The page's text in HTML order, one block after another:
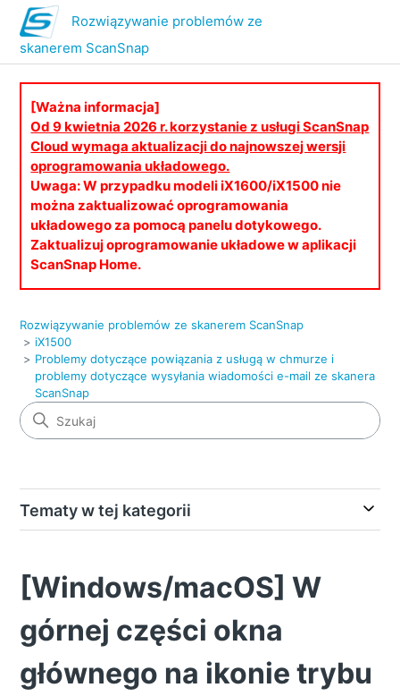
Rozwiązywanie problemów ze
skanerem ScanSnap
[Ważna informacja]
Od 9 kwietnia 2026 r. korzystanie z usługi ScanSnap
Cloud wymaga aktualizacji do najnowszej wersji
oprogramowania układowego.
Uwaga: W przypadku modeli iX1600/iX1500 nie
można zaktualizować oprogramowania
układowego za pomocą panelu dotykowego.
Zaktualizuj oprogramowanie układowe w aplikacji
ScanSnap Home.
Rozwiązywanie problemów ze skanerem ScanSnap
iX1500
Problemy dotyczące powiązania z usługą w chmurze i
problemy dotyczące wysyłania wiadomości e-mail ze skanera
ScanSnap
Tematy w tej kategorii
[Windows/macOS] W
górnej części okna
głównego na ikonie trybu